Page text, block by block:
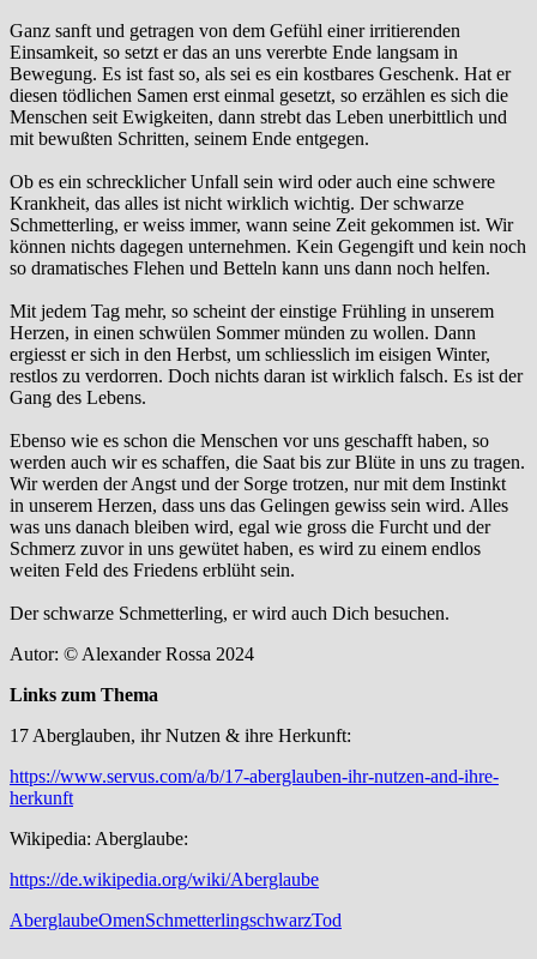
Ganz sanft und getragen von dem Gefühl einer irritierenden
Einsamkeit, so setzt er das an uns vererbte Ende langsam in
Bewegung. Es ist fast so, als sei es ein kostbares Geschenk. Hat er
diesen tödlichen Samen erst einmal gesetzt, so erzählen es sich die
Menschen seit Ewigkeiten, dann strebt das Leben unerbittlich und
mit bewußten Schritten, seinem Ende entgegen.
Ob es ein schrecklicher Unfall sein wird oder auch eine schwere
Krankheit, das alles ist nicht wirklich wichtig. Der schwarze
Schmetterling, er weiss immer, wann seine Zeit gekommen ist. Wir
können nichts dagegen unternehmen. Kein Gegengift und kein noch
so dramatisches Flehen und Betteln kann uns dann noch helfen.
Mit jedem Tag mehr, so scheint der einstige Frühling in unserem
Herzen, in einen schwülen Sommer münden zu wollen. Dann
ergiesst er sich in den Herbst, um schliesslich im eisigen Winter,
restlos zu verdorren. Doch nichts daran ist wirklich falsch. Es ist der
Gang des Lebens.
Ebenso wie es schon die Menschen vor uns geschafft haben, so
werden auch wir es schaffen, die Saat bis zur Blüte in uns zu tragen.
Wir werden der Angst und der Sorge trotzen, nur mit dem Instinkt
in unserem Herzen, dass uns das Gelingen gewiss sein wird. Alles
was uns danach bleiben wird, egal wie gross die Furcht und der
Schmerz zuvor in uns gewütet haben, es wird zu einem endlos
weiten Feld des Friedens erblüht sein.
Der schwarze Schmetterling, er wird auch Dich besuchen.
Autor: © Alexander Rossa 2024
Links zum Thema
17 Aberglauben, ihr Nutzen & ihre Herkunft:
https://www.servus.com/a/b/17-aberglauben-ihr-nutzen-and-ihre-
herkunft
Wikipedia: Aberglaube:
https://de.wikipedia.org/wiki/Aberglaube
AberglaubeOmenSchmetterlingschwarzTod